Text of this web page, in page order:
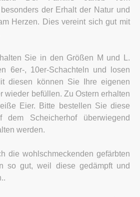
der Erhalt der Natur und
Herzen. Dies vereint sich gut mit
Sie in den Größen M und L.
6er-, 10er-Schachteln und losen
diesen können Sie Ihre eigenen
wieder befüllen. Zu Ostern erhalten
Eier. Bitte bestellen Sie diese
Scheicherhof überwiegend
werden.
die wohlschmeckenden gefärbten
so gut, weil diese gedämpft und